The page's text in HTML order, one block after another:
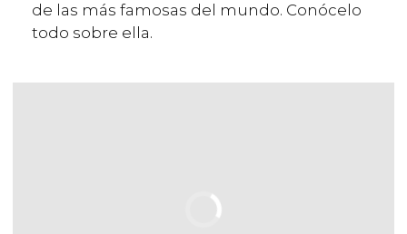
de las más famosas del mundo. Conócelo
todo sobre ella.